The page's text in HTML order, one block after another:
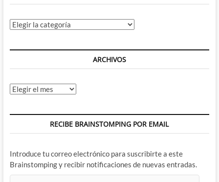
Categorías
ARCHIVOS
Archivos
RECIBE BRAINSTOMPING POR EMAIL
Introduce tu correo electrónico para suscribirte a este
Brainstomping y recibir notificaciones de nuevas entradas.